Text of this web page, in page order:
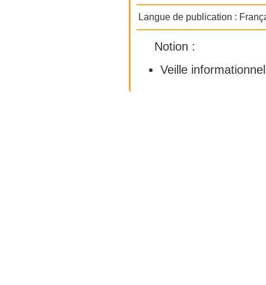
Langue de publication :
Notion :
Veille